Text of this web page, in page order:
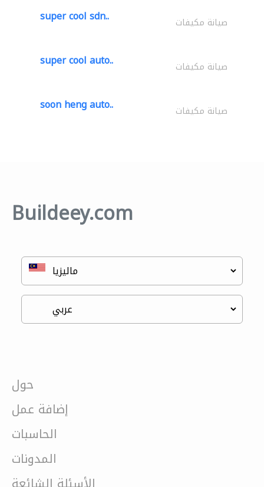
super cool sdn.. صيانة مكيفات
super cool auto.. صيانة مكيفات
soon heng auto.. صيانة مكيفات
Buildeey.com
حول
إضافة عمل
الحاسبات
المدونات